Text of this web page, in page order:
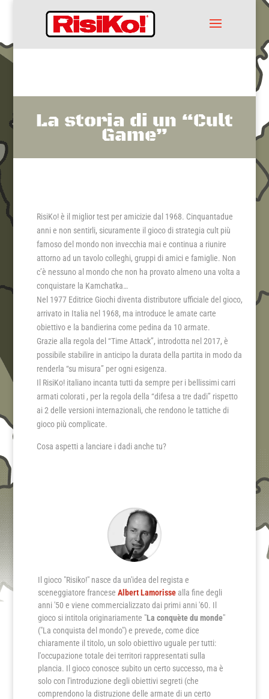
La storia di un “Cult
Game”
RisiKo! è il miglior test per amicizie dal 1968. Cinquantadue
anni e non sentirli, sicuramente il gioco di strategia cult più
famoso del mondo non invecchia mai e continua a riunire
attorno ad un tavolo colleghi, gruppi di amici e famiglie. Non
c’è nessuno al mondo che non ha provato almeno una volta a
conquistare la Kamchatka…
Nel 1977 Editrice Giochi diventa distributore ufficiale del gioco,
arrivato in Italia nel 1968, ma introduce le amate carte
obiettivo e la bandierina come pedina da 10 armate.
Grazie alla regola del “Time Attack”, introdotta nel 2017, è
possibile stabilire in anticipo la durata della partita in modo da
renderla “su misura” per ogni esigenza.
Il RisiKo! italiano incanta tutti da sempre per i bellissimi carri
armati colorati , per la regola della “difesa a tre dadi” rispetto
ai 2 delle versioni internazionali, che rendono le tattiche di
gioco più complicate.
Cosa aspetti a lanciare i dadi anche tu?
Il gioco "Risiko!" nasce da un'idea del regista e
sceneggiatore francese Albert Lamorissealla fine degli
anni '50 e viene commercializzato dai primi anni '60. Il
gioco si intitola originariamente "La conquète du monde"
("La conquista del mondo") e prevede, come dice
chiaramente il titolo, un solo obiettivo uguale per tutti:
l'occupazione totale dei territori rappresentati sulla
plancia. Il gioco conosce subito un certo successo, ma è
solo con l'introduzione degli obiettivi segreti (che
comprendono la distruzione delle armate di un certo